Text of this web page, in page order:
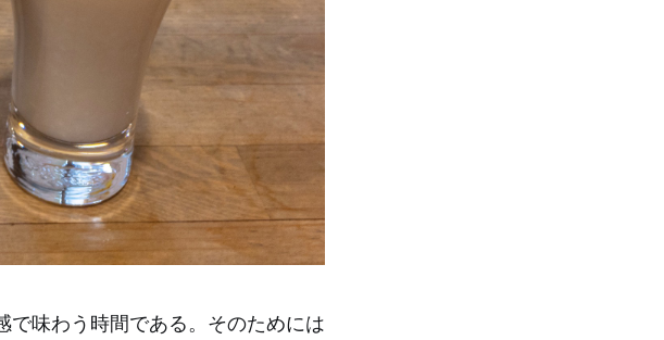
で味わう時間である。そのためには